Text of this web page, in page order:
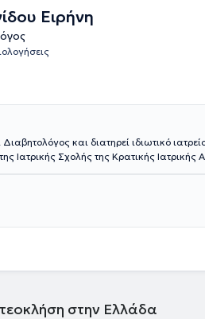
Ειρήνη
Διαβητολόγος και διατηρεί ιδιωτικό
Ιατρικής Σχολής της Κρατικής Ιατρικής
Αντικαρκινικό Νοσοκομείο
στο εξωτερικό ιατρείο της Αστικής
ιατρός στο project του MSF για την
φιλοξενουμένων στο Προαναχωρησιακό
στην Ελλάδα